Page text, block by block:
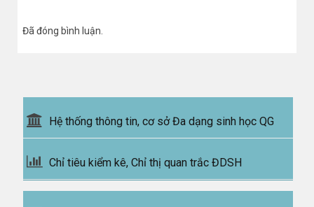
Đã đóng bình luận.
Hệ thống thông tin, cơ sở Đa dạng sinh học QG
Chỉ tiêu kiểm kê, Chỉ thị quan trắc ĐDSH